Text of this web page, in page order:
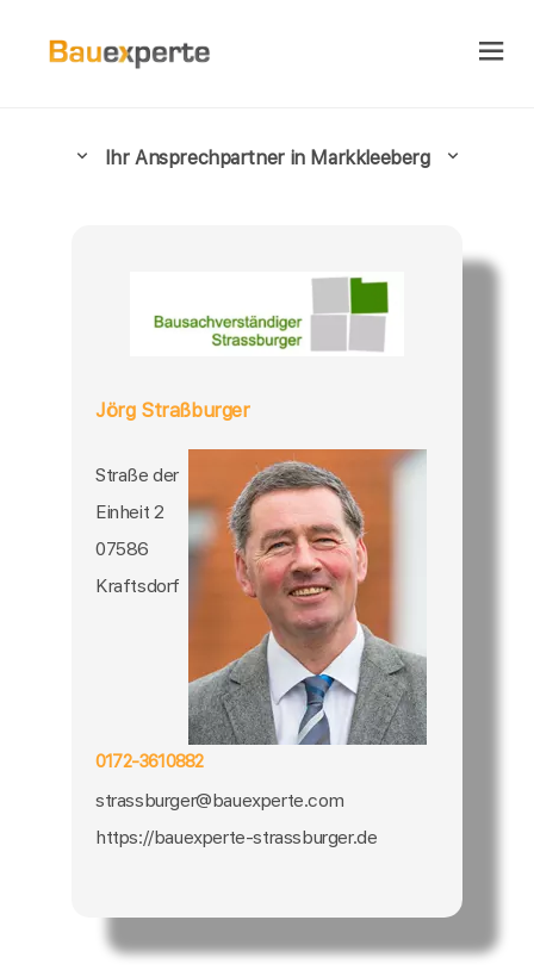
Ihr Ansprechpartner in Markkleeberg
Jörg Straßburger
Straße der
Einheit 2
07586
Kraftsdorf
0172-3610882
strassburger@bauexperte.com
https://bauexperte-strassburger.de